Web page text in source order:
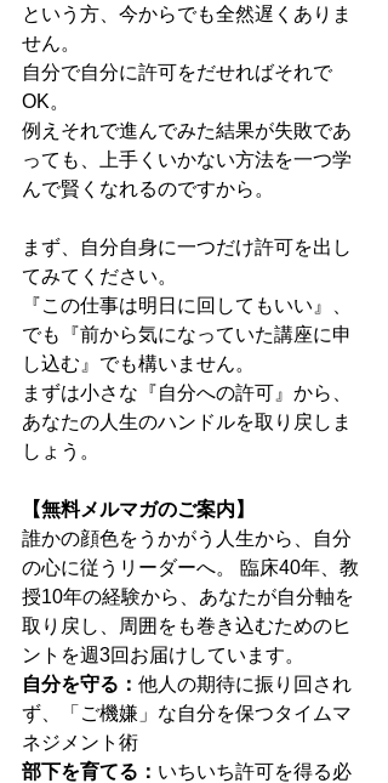
という方、今からでも全然遅くありま
せん。
自分で自分に許可をだせればそれで
OK。
例えそれで進んでみた結果が失敗であ
っても、上手くいかない方法を一つ学
んで賢くなれるのですから。
まず、自分自身に一つだけ許可を出し
てみてください。
『この仕事は明日に回してもいい』、
でも『前から気になっていた講座に申
し込む』でも構いません。
まずは小さな『自分への許可』から、
あなたの人生のハンドルを取り戻しま
しょう。
【無料メルマガのご案内】
誰かの顔色をうかがう人生から、自分
の心に従うリーダーへ。 臨床40年、教
授10年の経験から、あなたが自分軸を
取り戻し、周囲をも巻き込むためのヒ
ントを週3回お届けしています。
自分を守る： 他人の期待に振り回され
ず、「ご機嫌」な自分を保つタイムマ
ネジメント術
部下を育てる： いちいち許可を得る必